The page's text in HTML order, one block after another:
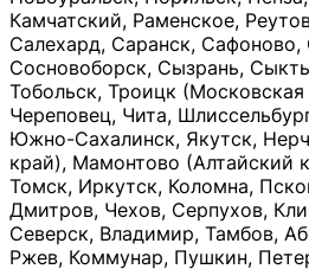
Камчатский, Раменское,
Салехард, Саранск, Сафоново,
Сосновоборск, Сызрань,
Тобольск, Троицк
Череповец, Чита,
Южно-Сахалинск, Якутск,
край), Мамонтово (Алтайский
Томск, Иркутск, Коломна,
Дмитров, Чехов, Серпухов,
Северск, Владимир, Тамбов,
Ржев, Коммунар, Пушкин,